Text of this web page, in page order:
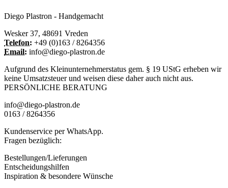
Diego Plastron - Handgemacht
Wesker 37, 48691 Vreden
Telefon: +49 (0)163 / 8264356
Email: info@diego-plastron.de
Aufgrund des Kleinunternehmerstatus gem. § 19 UStG erheben wir
keine Umsatzsteuer und weisen diese daher auch nicht aus.
PERSÖNLICHE BERATUNG
info@diego-plastron.de
0163 / 8264356
Kundenservice per WhatsApp.
Fragen bezüglich:
Bestellungen/Lieferungen
Entscheidungshilfen
Inspiration & besondere Wünsche